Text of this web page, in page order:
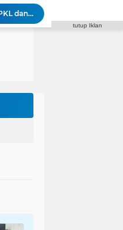
Syaiful Ramadhan Minta Pemko Medan Hentikan Penggusuran PKL dan Sediakan Solusi
Godfried Minta Bapenda Medan Kembalikan Kelebihan PBB dan Bayar Denda kepada Wajib Pajak
Benahi
tutup Iklan